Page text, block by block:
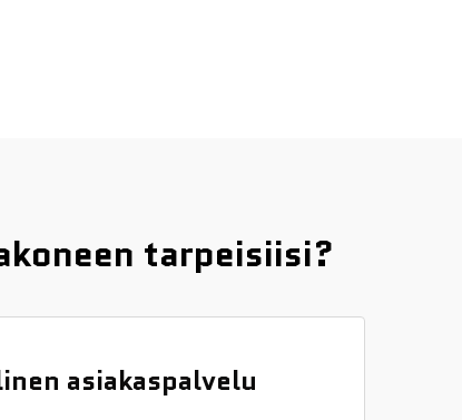
tarpeisiisi?
asiakaspalvelu